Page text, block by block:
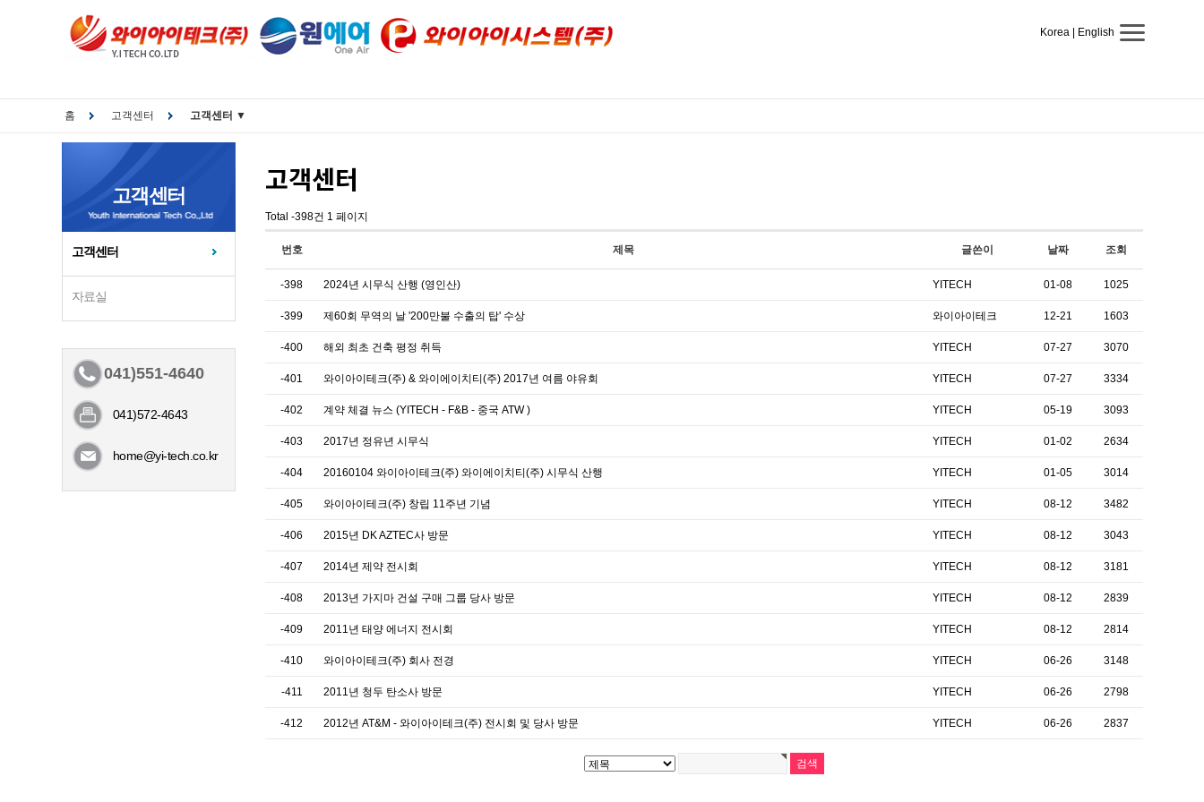
Korea| English
홈 고객센터 고객센터 ▼
고객센터
고객센터
자료실
041)551-4640
041)572-4643
home@yi-tech.co.kr
고객센터
Total -398건 1 페이지
번호 제목 글쓴이 날짜 조회
-398 2024년 시무식 산행 (영인산) YITECH 01-08 1025
-399 제60회 무역의 날 '200만불 수출의 탑' 수상 와이아이테크 12-21 1603
-400 해외 최초 건축 평정 취득 YITECH 07-27 3070
-401 와이아이테크(주) & 와이에이치티(주) 2017년 여름 야유회 YITECH 07-27 3334
-402 계약 체결 뉴스 (YITECH - F&B - 중국 ATW ) YITECH 05-19 3093
-403 2017년 정유년 시무식 YITECH 01-02 2634
-404 20160104 와이아이테크(주) 와이에이치티(주) 시무식 산행 YITECH 01-05 3014
-405 와이아이테크(주) 창립 11주년 기념 YITECH 08-12 3482
-406 2015년 DK AZTEC사 방문 YITECH 08-12 3043
-407 2014년 제약 전시회 YITECH 08-12 3181
-408 2013년 가지마 건설 구매 그룹 당사 방문 YITECH 08-12 2839
-409 2011년 태양 에너지 전시회 YITECH 08-12 2814
-410 와이아이테크(주) 회사 전경 YITECH 06-26 3148
-411 2011년 청두 탄소사 방문 YITECH 06-26 2798
-412 2012년 AT&M - 와이아이테크(주) 전시회 및 당사 방문 YITECH 06-26 2837